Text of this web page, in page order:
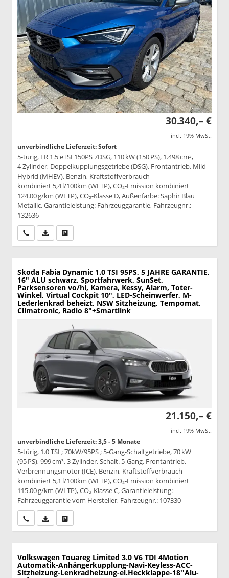
30.340,– €
incl. 19% MwSt.
unverbindliche Lieferzeit: Sofort
5-türig, FR 1.5 eTSI 150PS 7DSG, 110 kW (150 PS), 1.498 cm³,
4 Zylinder, Doppelkupplungsgetriebe (DSG), Frontantrieb, Mild-
Hybrid (MHEV), Benzin, Kraftstoffverbrauch
kombiniert 5,4 l/100km (WLTP), CO₂-Emission kombiniert
124.00 g/km (WLTP), CO₂-Klasse D, Außenfarbe: Saphir Blau
Metallic, Garantieleistung: Fahrzeuggarantie, Fahrzeugnr.:
132636
Wir rufen Sie anPDF-Datei, Fahrzeugexposé drucken
Skoda Fabia Dynamic 1.0 TSI 95PS, 5 JAHRE GARANTIE,
16" ALU schwarz, Sportfahrwerk, SunSet,
Parksensoren vo/hi, Kamera, Kessy, Alarm, Toter-
Winkel, Virtual Cockpit 10", LED-Scheinwerfer, M-
Lederlenkrad beheizt, NSW Sitzheizung, Tempomat,
Climatronic, Radio 8"+Smartlink
21.150,– €
incl. 19% MwSt.
unverbindliche Lieferzeit: 3,5 - 5 Monate
5-türig, 1.0 TSI ; 70kW/95PS ; 5-Gang-Schaltgetriebe, 70 kW
(95 PS), 999 cm³, 3 Zylinder, Schalt. 5-Gang, Frontantrieb,
Verbrennungsmotor (ICE), Benzin, Kraftstoffverbrauch
kombiniert 5,1 l/100km (WLTP), CO₂-Emission kombiniert
115.00 g/km (WLTP), CO₂-Klasse C, Garantieleistung:
Fahrzeuggarantie vom Hersteller, Fahrzeugnr.: 107330
Wir rufen Sie anPDF-Datei, Fahrzeugexposé drucken
Volkswagen Touareg Limited 3.0 V6 TDI 4Motion
Automatik-Anhängerkupplung-Navi-Keyless-ACC-
Sitzheizung-Lenkradheizung-el.Heckklappe-18''Alu-